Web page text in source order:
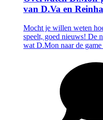
van D.Va en
Mocht je willen weten
speelt, goed nieuws! De
wat D.Mon naar de game